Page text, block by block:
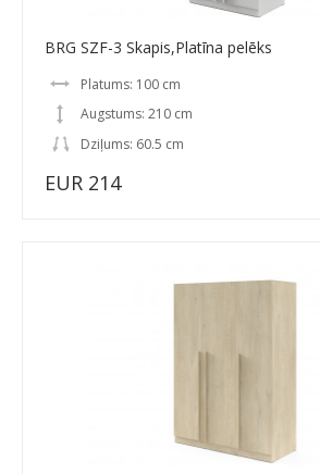
BRG SZF-3 Skapis,Platīna pelēks
Platums: 100 cm
Augstums: 210 cm
Dziļums: 60.5 cm
EUR 214